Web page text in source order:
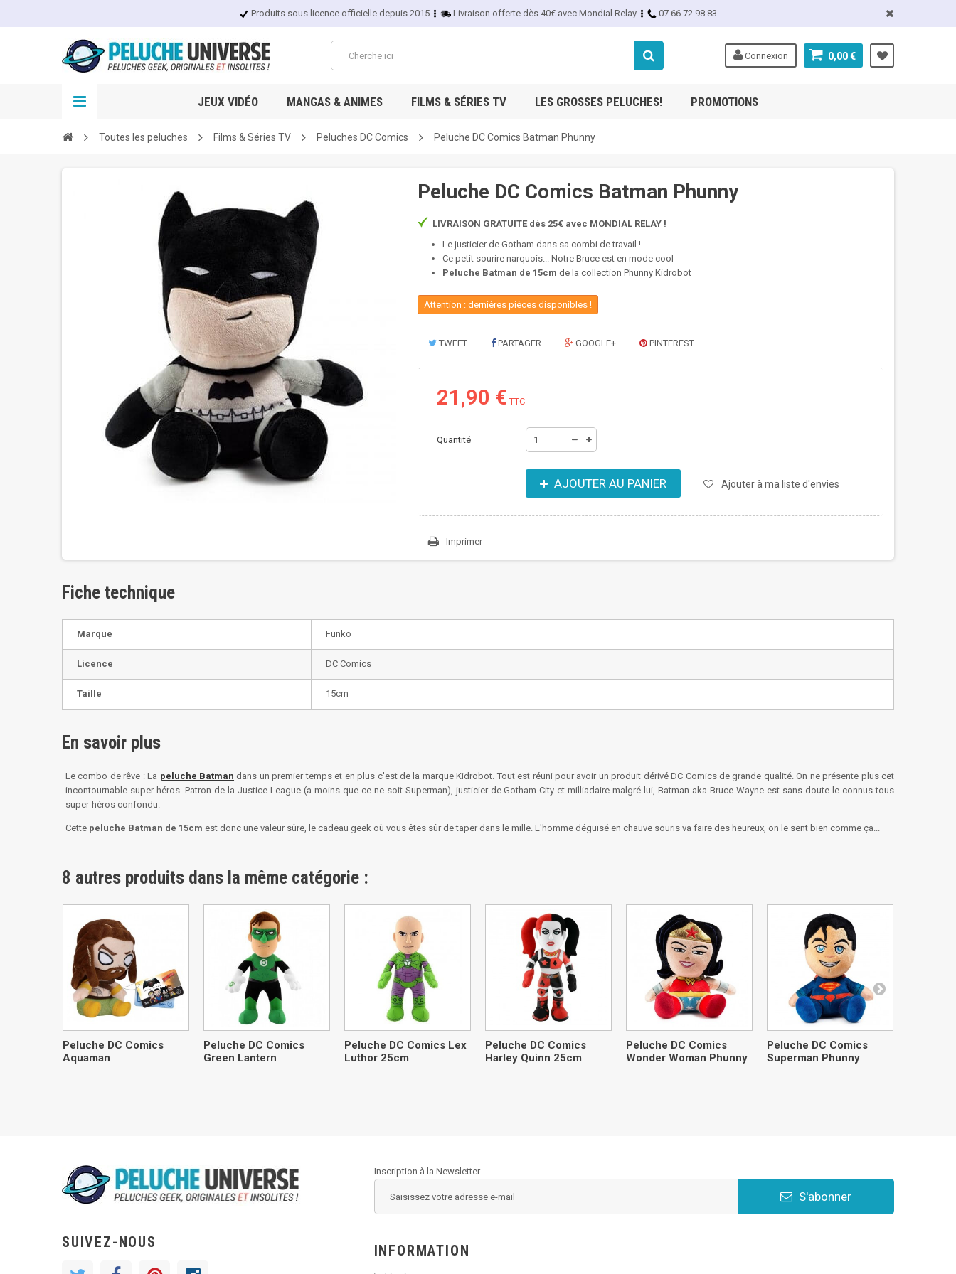
Produits sous licence officielle depuis 2015 Livraison offerte dès 40€ avec Mondial Relay 07.66.72.98.83
0,00 €
Connexion
JEUX VIDÉO MANGAS & ANIMES FILMS & SÉRIES TV LES GROSSES PELUCHES! PROMOTIONS
Toutes les peluches Films & Séries TV Peluches DC Comics Peluche DC Comics Batman Phunny
Peluche DC Comics Batman Phunny
LIVRAISON GRATUITE dès 25€ avec MONDIAL RELAY !
Le justicier de Gotham dans sa combi de travail !
Ce petit sourire narquois... Notre Bruce est en mode cool
Peluche Batman de 15cm de la collection Phunny Kidrobot
Attention : dernières pièces disponibles !
TWEET PARTAGER GOOGLE+ PINTEREST
21,90 € TTC
Quantité
AJOUTER AU PANIER Ajouter à ma liste d'envies
Imprimer
Fiche technique
Marque Funko
Licence DC Comics
Taille 15cm
En savoir plus
Le combo de rêve : La peluche Batman dans un premier temps et en plus c'est de la marque Kidrobot. Tout est réuni pour avoir un produit dérivé DC Comics de grande qualité. On ne présente plus cet
incontournable super-héros. Patron de la Justice League (a moins que ce ne soit Superman), justicier de Gotham City et milliadaire malgré lui, Batman aka Bruce Wayne est sans doute le connus tous
super-héros confondu.
Cette peluche Batman de 15cm est donc une valeur sûre, le cadeau geek où vous êtes sûr de taper dans le mille. L'homme déguisé en chauve souris va faire des heureux, on le sent bien comme ça...
8 autres produits dans la même catégorie :
Peluche DC Comics
Aquaman
Peluche DC Comics
Green Lantern
Peluche DC Comics Lex
Luthor 25cm
Peluche DC Comics
Harley Quinn 25cm
Peluche DC Comics
Wonder Woman Phunny
Peluche DC Comics
Superman Phunny
SUIVEZ-NOUS
Inscription à la Newsletter
S'abonner
INFORMATION